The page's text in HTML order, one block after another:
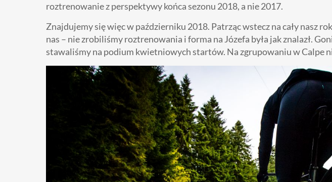
roztrenowanie z perspektywy końca sezonu 2018, a nie 2017.
Znajdujemy się więc w październiku 2018. Patrząc wstecz na cały nasz
nas – nie zrobiliśmy roztrenowania i forma na Józefa była jak znalazł.
stawaliśmy na podium kwietniowych startów. Na zgrupowaniu w Calpe